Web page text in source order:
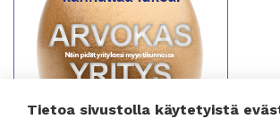
Tietoa sivustolla käytetyistä